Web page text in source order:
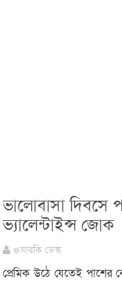
ভালোবাসা দিবসে
ভ্যালেন্টাইন্স জোক
eআরকি ডেস্ক
প্রেমিক উঠে যেতেই